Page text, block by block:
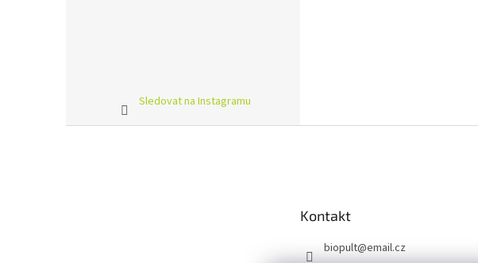
Sledovat na Instagramu
Kontakt
biopult@email.cz